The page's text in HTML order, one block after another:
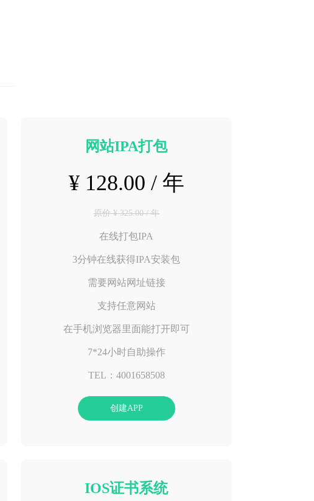
网站IPA打包
¥ 128.00 / 年
原价 ¥ 325.00 / 年
在线打包IPA
3分钟在线获得IPA安装包
需要网站网址链接
支持任意网站
在手机浏览器里面能打开即可
7*24小时自助操作
TEL：4001658508
创建APP
IOS证书系统